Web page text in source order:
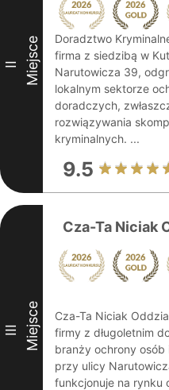
II Miejsce
Doradztwo
firma z siedzibą w
Narutowicza 39,
lokalnym sektorze
doradczych,
rozwiązywania
kryminalnych. ...
9.5
III Miejsce
Cza-Ta Niciak
Cza-Ta Niciak
firmy z długoletnim
branży ochrony osób
przy ulicy
funkcjonuje na rynku